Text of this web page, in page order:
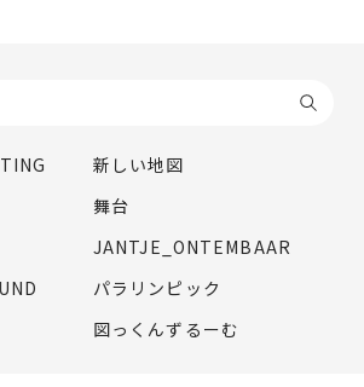
香取 慎吾
新しい地図
舞台
JANTJE_ONTEMBAAR
パラリンピック
図っくんずるーむ